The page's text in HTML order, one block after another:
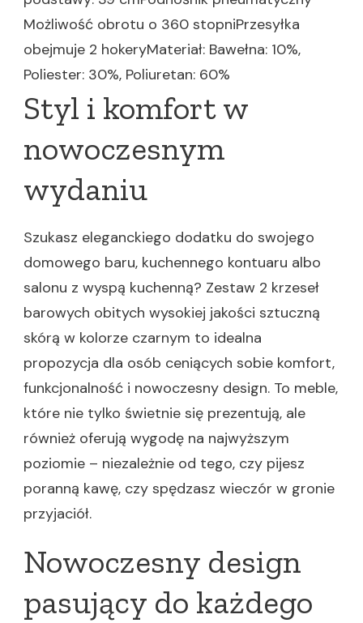
Możliwość obrotu o 360 stopniPrzesyłka
obejmuje 2 hokeryMateriał: Bawełna: 10%,
Poliester: 30%, Poliuretan: 60%
Styl i komfort w
nowoczesnym
wydaniu
Szukasz eleganckiego dodatku do swojego
domowego baru, kuchennego kontuaru albo
salonu z wyspą kuchenną? Zestaw 2 krzeseł
barowych obitych wysokiej jakości sztuczną
skórą w kolorze czarnym to idealna
propozycja dla osób ceniących sobie komfort,
funkcjonalność i nowoczesny design. To meble,
które nie tylko świetnie się prezentują, ale
również oferują wygodę na najwyższym
poziomie – niezależnie od tego, czy pijesz
poranną kawę, czy spędzasz wieczór w gronie
przyjaciół.
Nowoczesny design
pasujący do każdego